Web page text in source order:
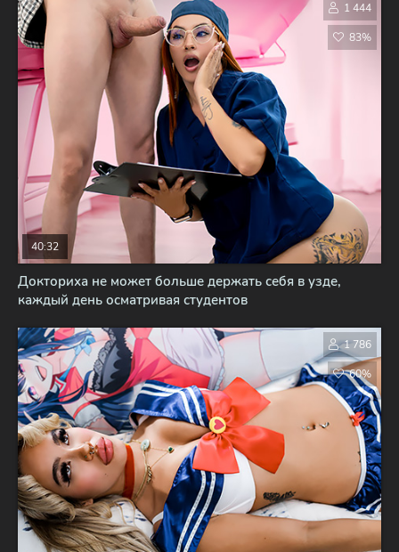
Докториха не может больше держать себя в узде,
каждый день осматривая студентов
40:32
1 444
83%
1 786
60%